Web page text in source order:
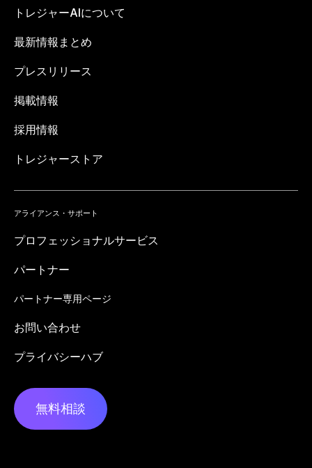
トレジャーAIについて
最新情報まとめ
プレスリリース
掲載情報
採用情報
トレジャーストア
アライアンス・サポート
プロフェッショナルサービス
パートナー
パートナー専用ページ
お問い合わせ
プライバシーハブ
無料相談